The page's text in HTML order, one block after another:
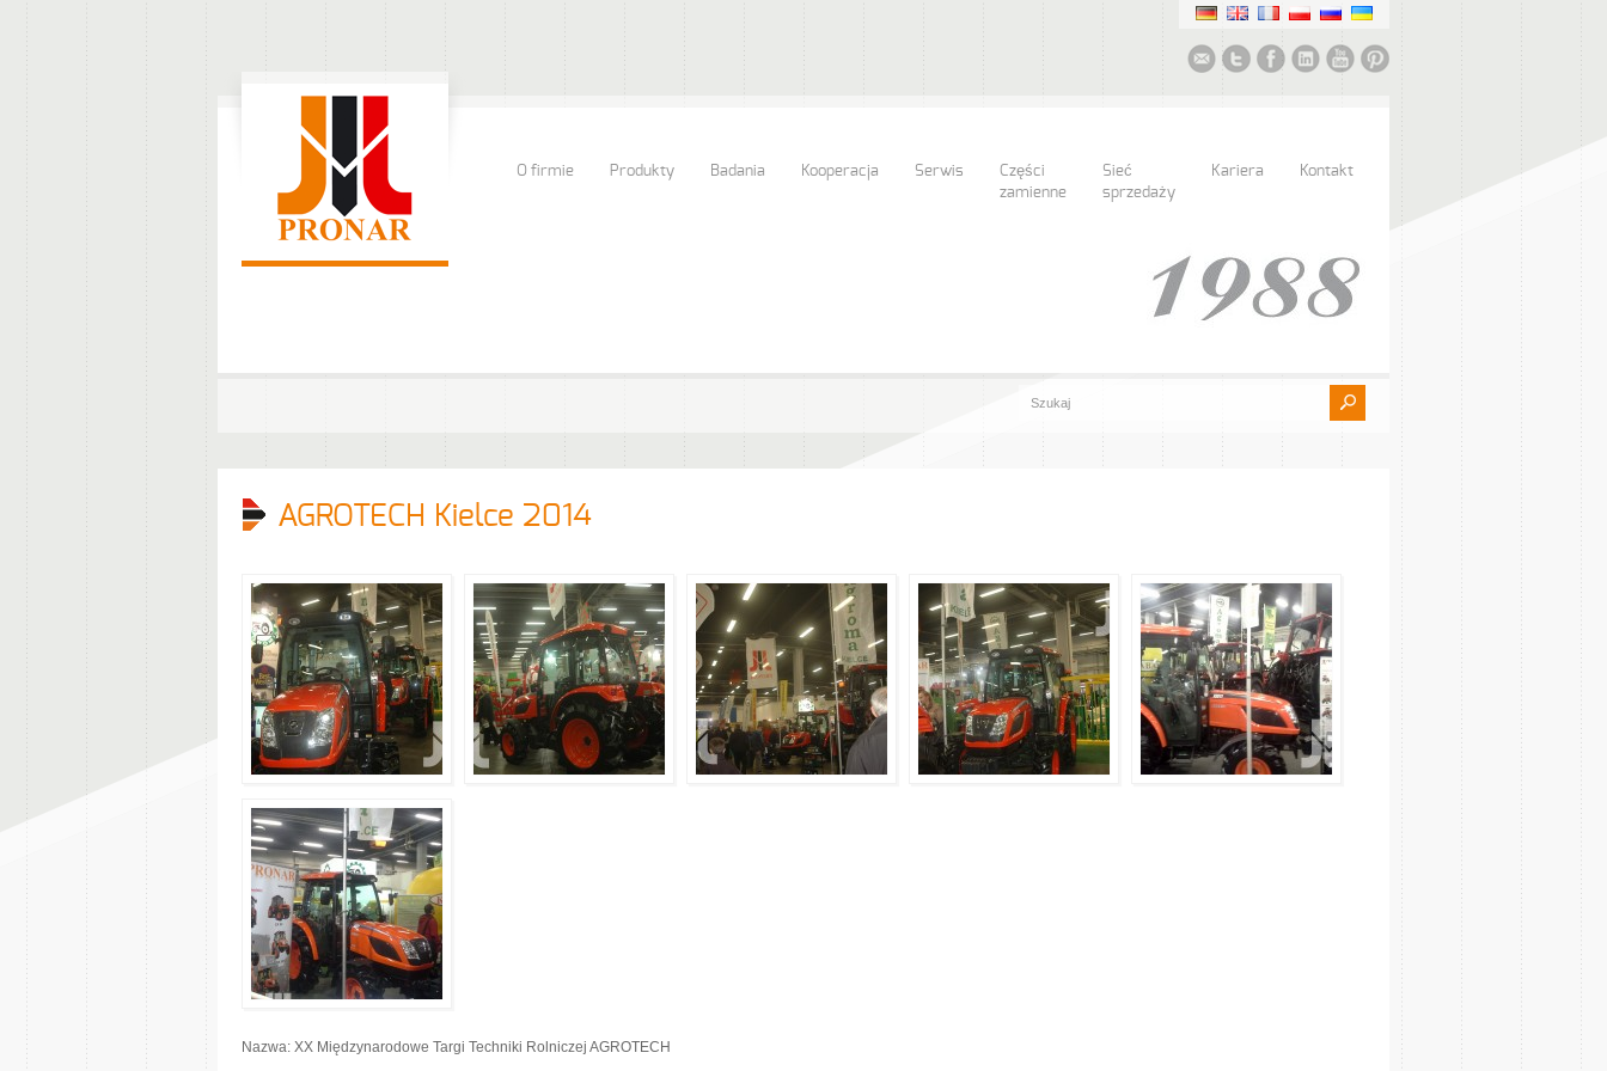
O firmie Produkty Badania Kooperacja Serwis
Części
zamienne
Sieć
sprzedaży
Kariera Kontakt
AGROTECH Kielce 2014
Nazwa: XX Międzynarodowe Targi Techniki Rolniczej AGROTECH